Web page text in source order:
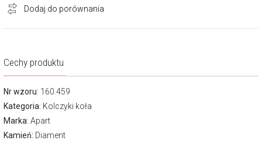
Dodaj do porównania
Cechy produktu
Nr wzoru: 160.459
Kategoria: Kolczyki koła
Marka: Apart
Kamień: Diament